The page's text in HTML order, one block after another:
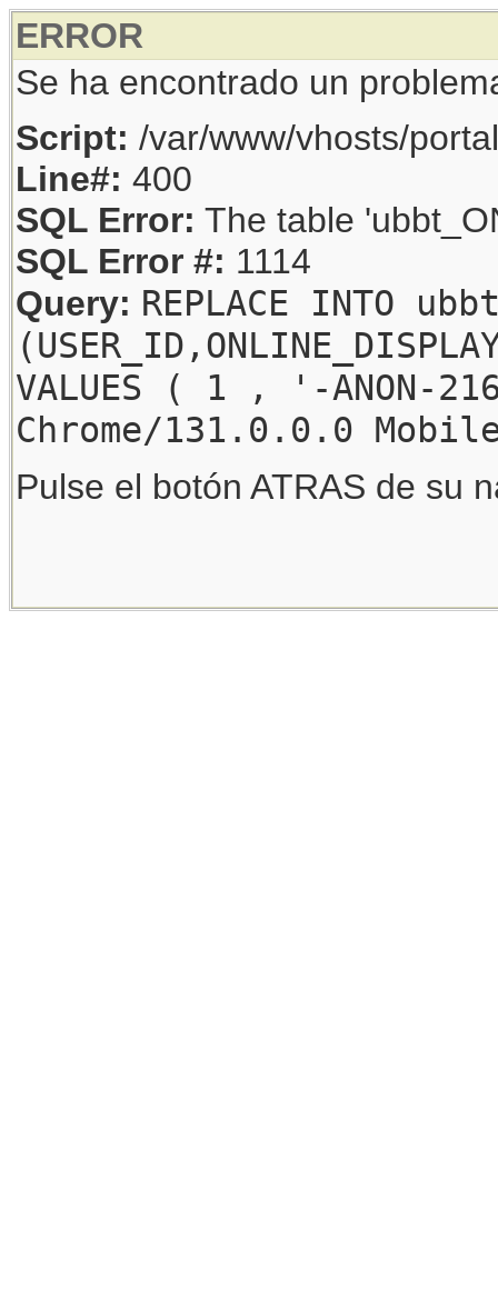
ERROR
Se ha encontrado un
Script: /var/www/vhosts/
Line#: 400
SQL Error: The table
SQL Error #: 1114
Query: REPLACE INTO
VALUES ( 1 , '-
Chrome/131.0.0.0
Pulse el botón ATRAS de su